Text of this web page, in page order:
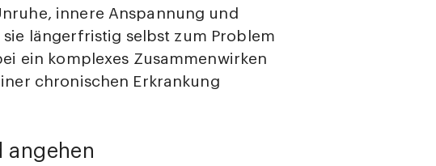
innere Anspannung und
längerfristig selbst zum Problem
ein komplexes Zusammenwirken
chronischen Erkrankung
angehen